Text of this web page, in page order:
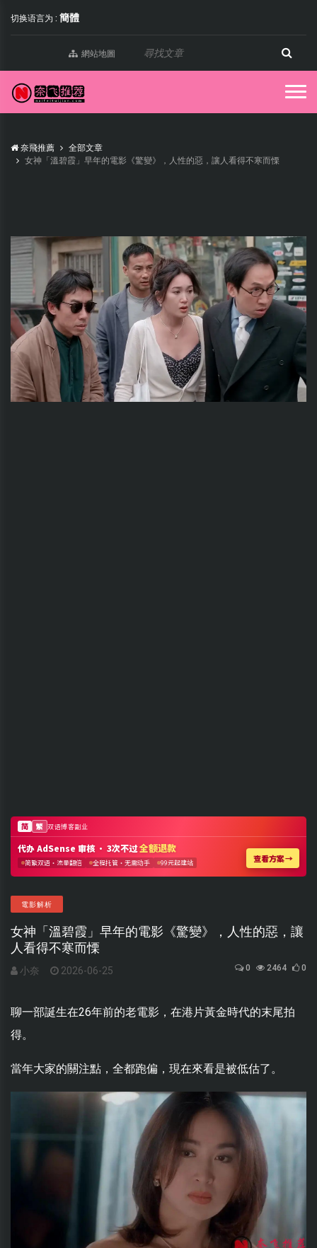
切换语言为 : 簡體
網站地圖
奈飛推薦
全部文章
女神「溫碧霞」早年的電影《驚變》，人性的惡，讓人看得不寒而慄
電影解析
女神「溫碧霞」早年的電影《驚變》，人性的惡，讓
人看得不寒而慄
小奈 2026-06-25 0 2464 0
聊一部誕生在26年前的老電影，在港片黃金時代的末尾拍
得。
當年大家的關注點，全都跑偏，現在來看是被低估了。